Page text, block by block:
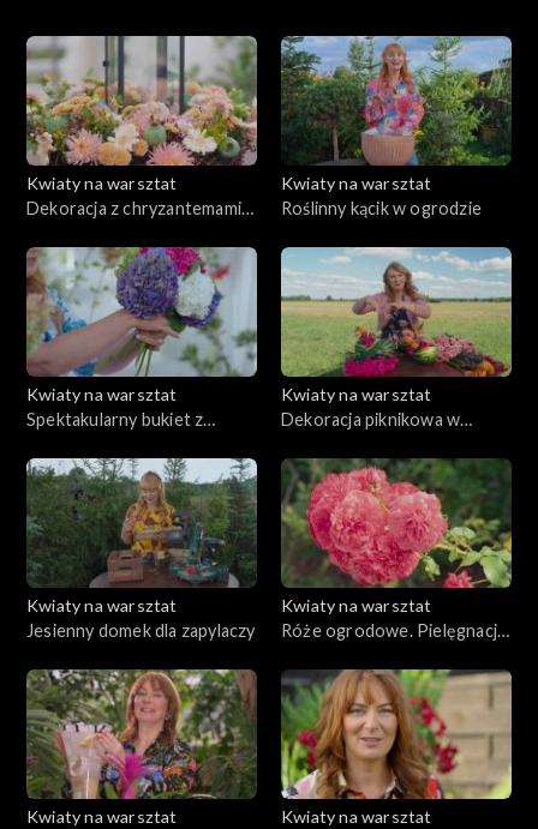
Kwiaty na warsztat
Dekoracja z chryzantemami
Kwiaty na warsztat
Roślinny kącik w ogrodzie
Kwiaty na warsztat
Spektakularny bukiet z
Kwiaty na warsztat
Dekoracja piknikowa w
Kwiaty na warsztat
Jesienny domek dla zapylaczy
Kwiaty na warsztat
Róże ogrodowe. Pielęgnacja
Kwiaty na warsztat
Kwiaty na warsztat